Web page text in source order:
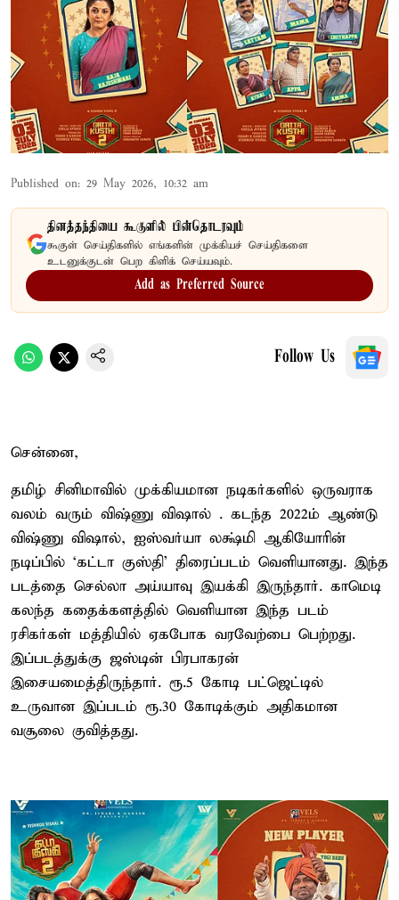
Published on: 29 May 2026, 10:32 am
தினத்தந்தியை கூகுளில் பின்தொடரவும்
கூகுள் செய்திகளில் எங்களின் முக்கியச் செய்திகளை
உடனுக்குடன் பெற கிளிக் செய்யவும்.
Add as Preferred Source
Follow Us
சென்னை,
தமிழ் சினிமாவில் முக்கியமான நடிகர்களில் ஒருவராக
வலம் வரும் விஷ்ணு விஷால் . கடந்த 2022ம் ஆண்டு
விஷ்ணு விஷால், ஐஸ்வர்யா லக்ஷ்மி ஆகியோரின்
நடிப்பில் ‘கட்டா குஸ்தி’ திரைப்படம் வெளியானது. இந்த
படத்தை செல்லா அய்யாவு இயக்கி இருந்தார். காமெடி
கலந்த கதைக்களத்தில் வெளியான இந்த படம்
ரசிகர்கள் மத்தியில் ஏகபோக வரவேற்பை பெற்றது.
இப்படத்துக்கு ஜஸ்டின் பிரபாகரன்
இசையமைத்திருந்தார். ரூ.5 கோடி பட்ஜெட்டில்
உருவான இப்படம் ரூ.30 கோடிக்கும் அதிகமான
வசூலை குவித்தது.